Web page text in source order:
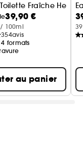
Fraîche
39,90 €
100ml
354avis
formats
au panier